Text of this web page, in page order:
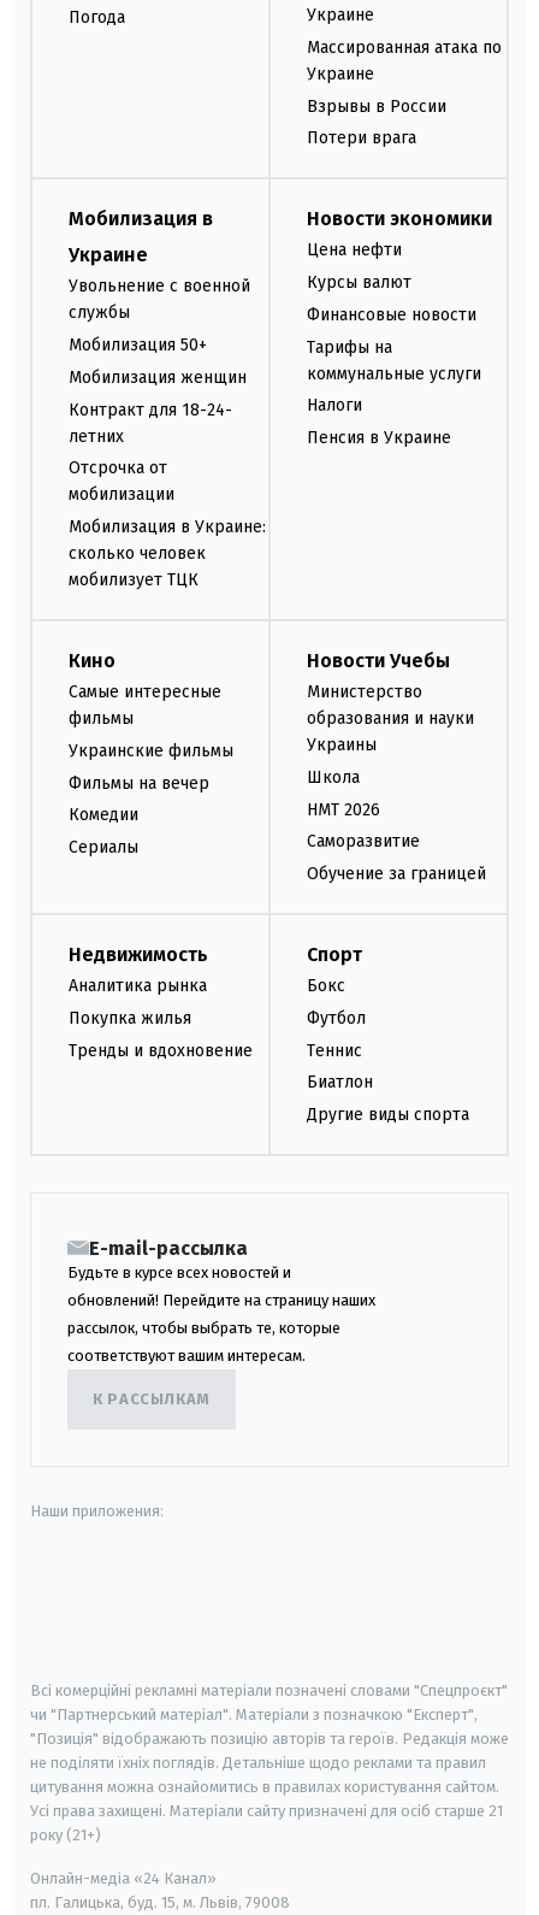
Погода
Украине
Массированная атака по
Украине
Взрывы в России
Потери врага
Мобилизация в
Украине
Увольнение с военной
службы
Мобилизация 50+
Мобилизация женщин
Контракт для 18-24-
летних
Отсрочка от
мобилизации
Мобилизация в Украине:
сколько человек
мобилизует ТЦК
Новости экономики
Цена нефти
Курсы валют
Финансовые новости
Тарифы на
коммунальные услуги
Налоги
Пенсия в Украине
Кино
Самые интересные
фильмы
Украинские фильмы
Фильмы на вечер
Комедии
Сериалы
Новости Учебы
Министерство
образования и науки
Украины
Школа
НМТ 2026
Саморазвитие
Обучение за границей
Недвижимость
Аналитика рынка
Покупка жилья
Тренды и вдохновение
Спорт
Бокс
Футбол
Теннис
Биатлон
Другие виды спорта
E-mail-рассылка
Будьте в курсе всех новостей и
обновлений! Перейдите на страницу наших
рассылок, чтобы выбрать те, которые
соответствуют вашим интересам.
К РАССЫЛКАМ
Наши приложения:
Всі комерційні рекламні матеріали позначені словами "Спецпроєкт"
чи "Партнерський матеріал". Матеріали з позначкою "Експерт",
"Позиція" відображають позицію авторів та героїв. Редакція може
не поділяти їхніх поглядів. Детальніше щодо реклами та правил
цитування можна ознайомитись в правилах користування сайтом.
Усі права захищені. Матеріали сайту призначені для осіб старше 21
року (21+)
Онлайн-медіа «24 Канал»
пл. Галицька, буд. 15, м. Львів, 79008